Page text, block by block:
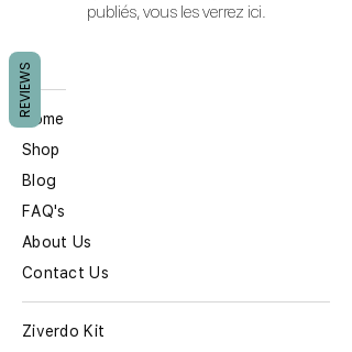
publiés, vous les verrez ici.
Home
Shop
Blog
FAQ's
About Us
Contact Us
Ziverdo Kit
REVIEWS